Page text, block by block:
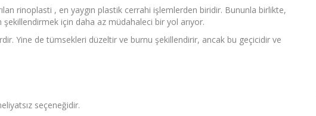
rinoplasti , en yaygın plastik cerrahi işlemlerden biridir. Bununla birlikte,
için daha az müdahaleci bir yol arıyor.
Yine de tümsekleri düzeltir ve burnu şekillendirir, ancak bu geçicidir ve
seçeneğidir.